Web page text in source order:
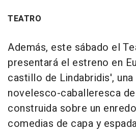
TEATRO
Además, este sábado el
presentará el estreno en
castillo de Lindabridis',
novelesco-caballeresca
construida sobre un
comedias de capa y